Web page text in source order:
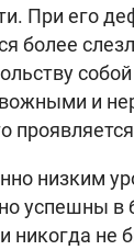
При его
более
собой
и
низким
успешны в
никогда не